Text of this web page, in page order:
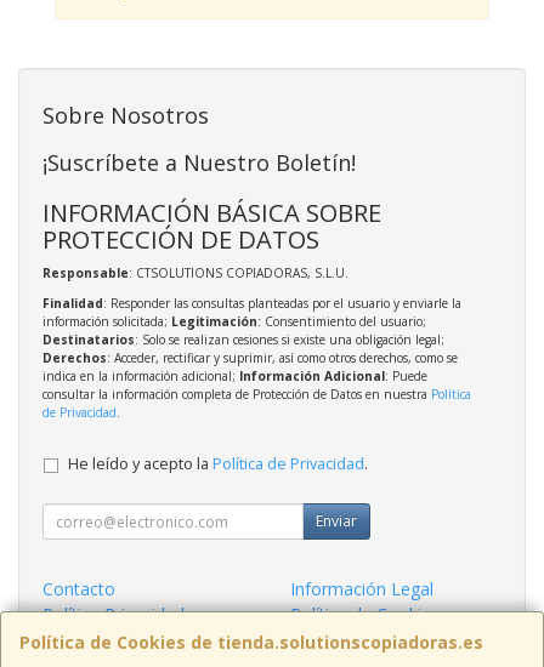
Política de Cookies de tienda.solutionscopiadoras.es
Sobre Nosotros
¡Suscríbete a Nuestro Boletín!
INFORMACIÓN BÁSICA SOBRE
PROTECCIÓN DE DATOS
Responsable: CTSOLUTIONS COPIADORAS, S.L.U.
Finalidad: Responder las consultas planteadas por el usuario y enviarle la
información solicitada; Legitimación: Consentimiento del usuario;
Destinatarios: Solo se realizan cesiones si existe una obligación legal;
Derechos: Acceder, rectificar y suprimir, así como otros derechos, como se
indica en la información adicional; Información Adicional: Puede
consultar la información completa de Protección de Datos en nuestra Política
de Privacidad.
He leído y acepto la Política de Privacidad.
Enviar
Contacto
Información Legal
Política Privacidad
Política de Cookies
Condiciones de Compra
Formas de Pago